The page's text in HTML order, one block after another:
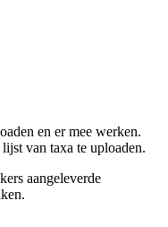
en er mee werken.
van taxa te uploaden.
aangeleverde